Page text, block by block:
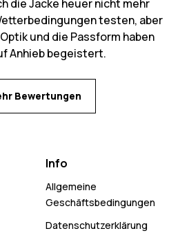
die Jacke heuer nicht mehr
testen, aber
und die Passform haben
Anhieb begeistert.
Bewertungen
Info
Allgemeine
Geschäftsbedingungen
Datenschutzerklärung